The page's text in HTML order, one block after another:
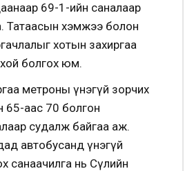
69-1-ийн саналаар
Татаасын хэмжээ болон
хотын захиргаа
болгох юм.
метроны үнэгүй зорчих
65-аас 70 болгон
судалж байгаа аж.
автобусанд үнэгүй
санаачилга нь Сөүлийн